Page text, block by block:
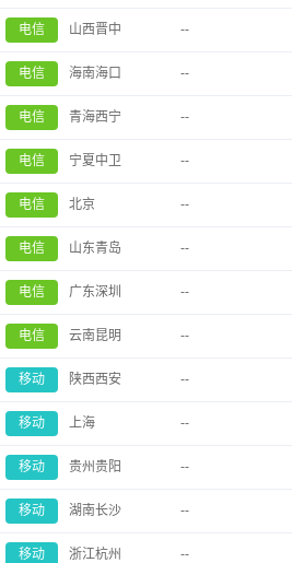
电信 山西晋中 --
电信 海南海口 --
电信 青海西宁 --
电信 宁夏中卫 --
电信 北京 --
电信 山东青岛 --
电信 广东深圳 --
电信 云南昆明 --
移动 陕西西安 --
移动 上海 --
移动 贵州贵阳 --
移动 湖南长沙 --
移动 浙江杭州 --